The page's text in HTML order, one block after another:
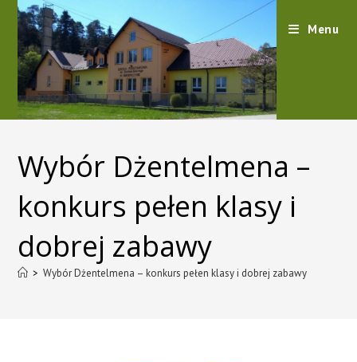
content
Menu
Wybór Dżentelmena –
konkurs pełen klasy i
dobrej zabawy
> Wybór Dżentelmena – konkurs pełen klasy i dobrej zabawy